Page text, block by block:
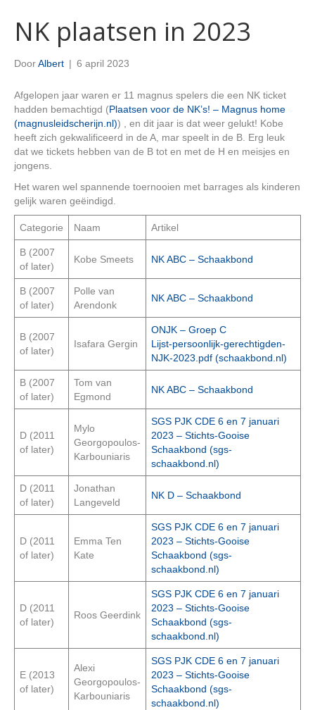
NK plaatsen in 2023
DoorAlbert | 6 april 2023
Afgelopen jaar waren er 11 magnus spelers die een NK ticket
hadden bemachtigd (Plaatsen voor de NK’s! – Magnus home
(magnusleidscherijn.nl)) , en dit jaar is dat weer gelukt! Kobe
heeft zich gekwalificeerd in de A, mar speelt in de B. Erg leuk
dat we tickets hebben van de B tot en met de H en meisjes en
jongens.
Het waren wel spannende toernooien met barrages als kinderen
gelijk waren geëindigd.
Categorie Naam Artikel
B (2007
of later)
Kobe Smeets NK ABC – Schaakbond
B (2007
of later)
Polle van
Arendonk
NK ABC – Schaakbond
B (2007
of later)
Isafara Gergin
ONJK – Groep C
Lijst-persoonlijk-gerechtigden-
NJK-2023.pdf (schaakbond.nl)
B (2007
of later)
Tom van
Egmond
NK ABC – Schaakbond
D (2011
of later)
Mylo
Georgopoulos-
Karbouniaris
SGS PJK CDE 6 en 7 januari
2023 – Stichts-Gooise
Schaakbond (sgs-
schaakbond.nl)
D (2011
of later)
Jonathan
Langeveld
NK D – Schaakbond
D (2011
of later)
Emma Ten
Kate
SGS PJK CDE 6 en 7 januari
2023 – Stichts-Gooise
Schaakbond (sgs-
schaakbond.nl)
D (2011
of later)
Roos Geerdink
SGS PJK CDE 6 en 7 januari
2023 – Stichts-Gooise
Schaakbond (sgs-
schaakbond.nl)
E (2013
of later)
Alexi
Georgopoulos-
Karbouniaris
SGS PJK CDE 6 en 7 januari
2023 – Stichts-Gooise
Schaakbond (sgs-
schaakbond.nl)